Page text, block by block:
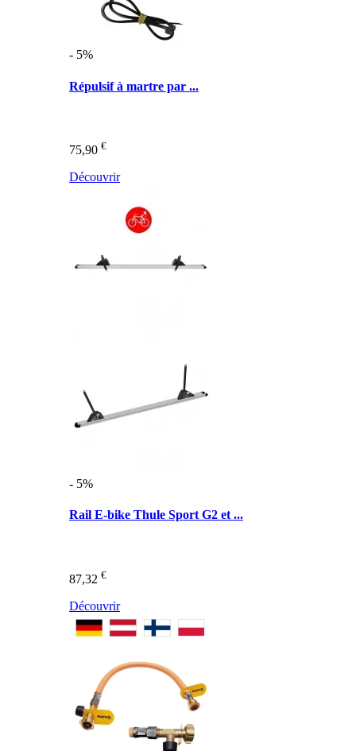
- 5%
Répulsif à martre par ...
75,90 €
Découvrir
- 5%
Rail E-bike Thule Sport G2 et ...
87,32 €
Découvrir